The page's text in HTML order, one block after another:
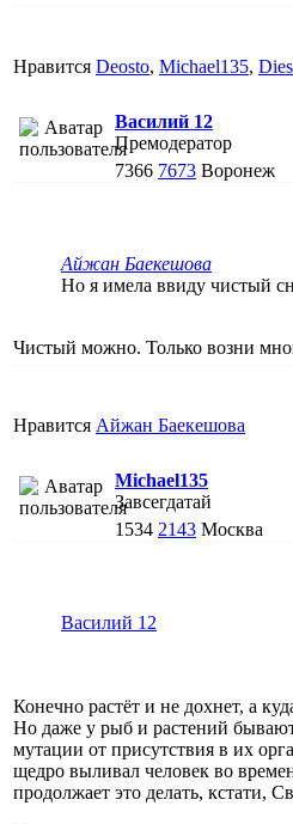
Нравится Deosto, Michael135,
Василий 12
Премодератор
7366 7673 Воронеж
Айжан Баекешова
Но я имела ввиду чистый
Чистый можно. Только возни
Нравится Айжан Баекешова
Michael135
Завсегдатай
1534 2143 Москва
Василий 12
Конечно растёт и не дохнет, а
Но даже у рыб и растений
мутации от присутствия в их
щедро выливал человек во
продолжает это делать, кстати,